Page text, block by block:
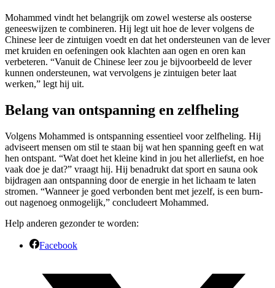
Mohammed vindt het belangrijk om zowel westerse als oosterse
geneeswijzen te combineren. Hij legt uit hoe de lever volgens de
Chinese leer de zintuigen voedt en dat het ondersteunen van de lever
met kruiden en oefeningen ook klachten aan ogen en oren kan
verbeteren. “Vanuit de Chinese leer zou je bijvoorbeeld de lever
kunnen ondersteunen, wat vervolgens je zintuigen beter laat
werken,” legt hij uit.
Belang van ontspanning en zelfheling
Volgens Mohammed is ontspanning essentieel voor zelfheling. Hij
adviseert mensen om stil te staan bij wat hen spanning geeft en wat
hen ontspant. “Wat doet het kleine kind in jou het allerliefst, en hoe
vaak doe je dat?” vraagt hij. Hij benadrukt dat sport en sauna ook
bijdragen aan ontspanning door de energie in het lichaam te laten
stromen. “Wanneer je goed verbonden bent met jezelf, is een burn-
out nagenoeg onmogelijk,” concludeert Mohammed.
Help anderen gezonder te worden:
Facebook